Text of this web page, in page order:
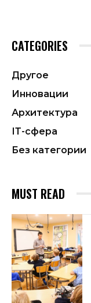
CATEGORIES
Другое
Инновации
Архитектура
ІТ-сфера
Без категории
MUST READ